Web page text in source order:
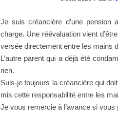
Je suis créancière d’une pension
charge. Une réévaluation vient
versée directement entre les mains
L’autre parent qui a déjà été
rien.
Suis-je toujours la créancière qui
mis cette responsabilité entre les
Je vous remercie à l’avance si vous